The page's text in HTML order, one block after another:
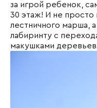
за игрой ребенок,
30 этаж! И не просто
лестничного марша,
лабиринту с
макушками